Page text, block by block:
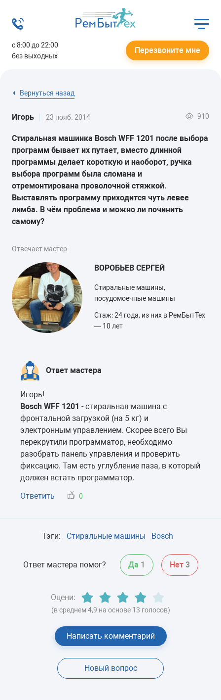
с 8:00 до 22:00
без выходных
Перезвоните мне
Вернуться назад
Игорь 23 нояб. 2014 910
Стиральная машинка Bosch WFF 1201 после выбора
программ бывает их путает, вместо длинной
программы делает короткую и наоборот, ручка
выбора программ была сломана и
отремонтирована проволочной стяжкой.
Выставлять программу приходится чуть левее
лимба. В чём проблема и можно ли починить
самому?
Отвечает мастер:
ВОРОБЬЕВ СЕРГЕЙ
Стиральные машины,
посудомоечные машины
Стаж: 24 года, из них в РемБытТех
— 10 лет
Ответ мастера
Игорь!
Bosch WFF 1201 - стиральная машина с
фронтальной загрузкой (на 5 кг) и
электронным управлением. Скорее всего Вы
перекрутили программатор, необходимо
разобрать панель управления и проверить
фиксацию. Там есть углубление паза, в который
должен встать программатор.
Ответить
0
Тэги: Стиральные машины Bosch
Ответ мастера помог? Да 1 Нет 3
Оцени:
(в среднем 4,9 на основе 13 голосов)
Написать комментарий
Новый вопрос